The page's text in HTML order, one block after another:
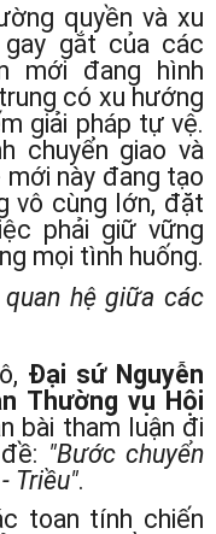
quyền và xu
gắt của các
mới đang hình
có xu hướng
giải pháp tự vệ.
chuyển giao và
này đang tạo
vô cùng lớn, đặt
phải giữ vững
mọi tình huống.
hệ giữa các
Đại sứ Nguyễn
Thường vụ Hội
bài tham luận đi
"Bước chuyển
Triều".
toan tính chiến